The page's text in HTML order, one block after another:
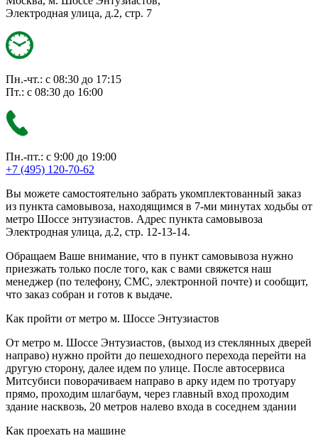
Электродная улица, д.2, стр. 7
Пн.-чт.: с 08:30 до 17:15
Пт.: с 08:30 до 16:00
Пн.-пт.: с 9:00 до 19:00
+7 (495) 120-70-62
Вы можете самостоятельно забрать укомплектованный заказ
из пункта самовывоза, находящимся в 7-ми минутах ходьбы от
метро Шоссе энтузиастов. Адрес пункта самовывоза
Электродная улица, д.2, стр. 12-13-14.
Обращаем Ваше внимание, что в пункт самовывоза нужно
приезжать только после того, как с вами свяжется наш
менеджер (по телефону, СМС, электронной почте) и сообщит,
что заказ собран и готов к выдаче.
Как пройти от метро м. Шоссе Энтузиастов
От метро м. Шоссе Энтузиастов, (выход из стеклянных дверей
направо) нужно пройти до пешеходного перехода перейти на
другую сторону, далее идем по улице. После автосервиса
Митсубиси поворачиваем направо в арку идем по тротуару
прямо, проходим шлагбаум, через главный вход проходим
здание насквозь, 20 метров налево входа в соседнем здании
Как проехать на машине